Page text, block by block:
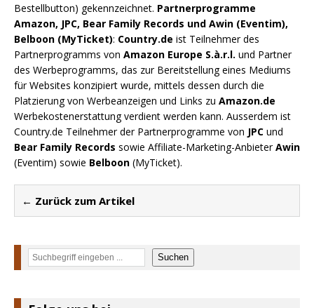
Bestellbutton) gekennzeichnet. Partnerprogramme
Amazon, JPC, Bear Family Records und Awin (Eventim),
Belboon (MyTicket): Country.de ist Teilnehmer des
Partnerprogramms von Amazon Europe S.à.r.l. und Partner
des Werbeprogramms, das zur Bereitstellung eines Mediums
für Websites konzipiert wurde, mittels dessen durch die
Platzierung von Werbeanzeigen und Links zu Amazon.de
Werbekostenerstattung verdient werden kann. Ausserdem ist
Country.de Teilnehmer der Partnerprogramme von JPC und
Bear Family Records sowie Affiliate-Marketing-AnbieterAwin
(Eventim) sowie Belboon (MyTicket).
← Zurück zum Artikel
Suchen Suchen